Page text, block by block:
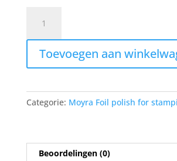
Polish
Stamping
01
Black
Toevoegen aan
Categorie: Moyra Foil polish for
Beoordelingen (0)